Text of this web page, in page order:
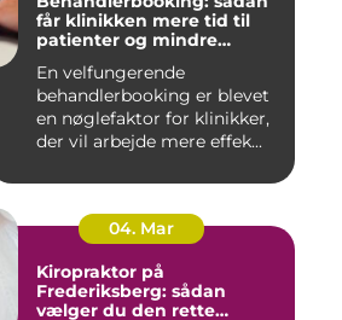
får klinikken mere tid til
patienter og mindre
En velfungerende
behandlerbooking er blevet
en nøglefaktor for klinikker,
der vil arbejde mere effek...
04. Mar
Kiropraktor på
Frederiksberg: sådan
vælger du den rette